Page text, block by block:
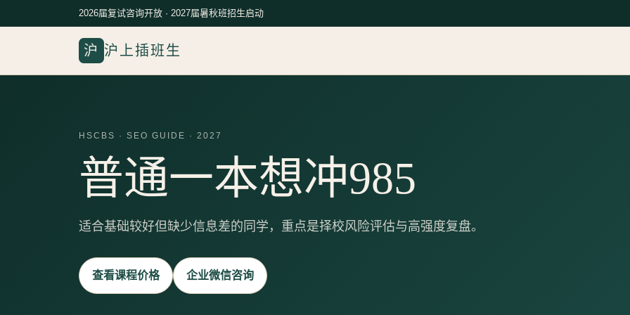
2026届复试咨询开放 · 2027届暑秋班招生启动
沪 沪上插班生
HSCBS · SEO GUIDE · 2027
普通一本想冲985
适合基础较好但缺少信息差的同学，重点是择校风险评估与高强度复盘。
查看课程价格 企业微信咨询